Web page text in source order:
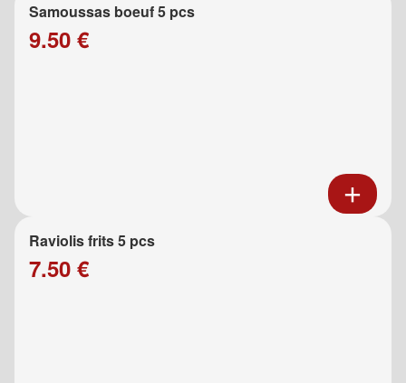
Samoussas boeuf 5 pcs
9.50 €
Raviolis frits 5 pcs
7.50 €